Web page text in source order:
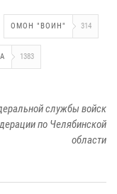
ОМОН "ВОИН" 314
1383
службы войск
по Челябинской
области